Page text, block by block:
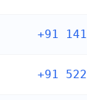
+91 141
+91 522